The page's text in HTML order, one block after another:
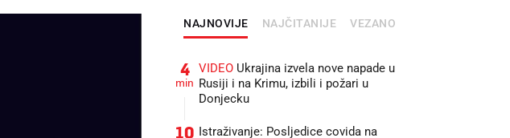
NAJNOVIJE NAJČITANIJE VEZANO
4
min
VIDEO Ukrajina izvela nove napade u
Rusiji i na Krimu, izbili i požari u
Donjecku
10 Istraživanje: Posljedice covida na